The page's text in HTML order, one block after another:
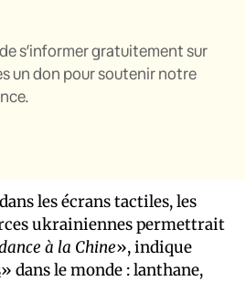
s’informer gratuitement sur
un don pour soutenir notre
les écrans tactiles, les
ukrainiennes permettrait
à la Chine», indique
» dans le monde : lanthane,